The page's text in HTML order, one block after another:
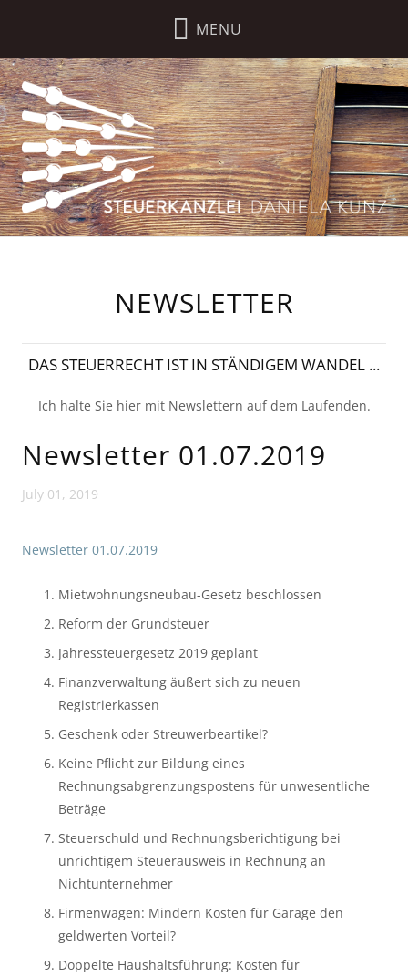
NEWSLETTER
DAS STEUERRECHT IST IN STÄNDIGEM WANDEL ...
Ich halte Sie hier mit Newslettern auf dem Laufenden.
Newsletter 01.07.2019
July 01, 2019
Newsletter 01.07.2019
Mietwohnungsneubau-Gesetz beschlossen
Reform der Grundsteuer
Jahressteuergesetz 2019 geplant
Finanzverwaltung äußert sich zu neuen
Registrierkassen
Geschenk oder Streuwerbeartikel?
Keine Pflicht zur Bildung eines
Rechnungsabgrenzungspostens für unwesentliche
Beträge
Steuerschuld und Rechnungsberichtigung bei
unrichtigem Steuerausweis in Rechnung an
Nichtunternehmer
Firmenwagen: Mindern Kosten für Garage den
geldwerten Vorteil?
Doppelte Haushaltsführung: Kosten für